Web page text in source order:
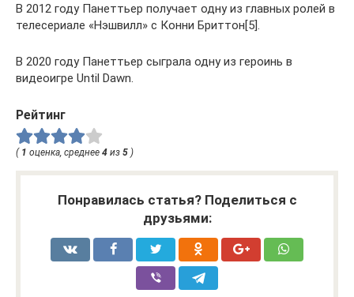
В 2012 году Панеттьер получает одну из главных ролей в
телесериале «Нэшвилл» с Конни Бриттон[5].
В 2020 году Панеттьер сыграла одну из героинь в
видеоигре Until Dawn.
Рейтинг
( 1 оценка, среднее 4 из 5 )
Понравилась статья? Поделиться с
друзьями: